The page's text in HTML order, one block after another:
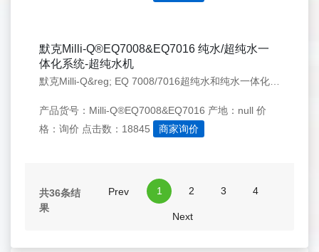
默克Milli-Q®EQ7008&EQ7016 纯水/超纯水一
体化系统-超纯水机
产品货号：Milli-Q®EQ7008&EQ7016 产地：null 价
格：询价 点击数：18845 商家询价
共36条结
果
Prev 1 2 3 4
Next